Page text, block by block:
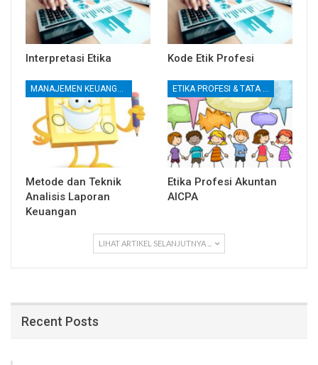
Interpretasi Etika Kode Etik Profesi
MANAJEMEN KEUANGAN
Metode dan Teknik
Analisis Laporan
Keuangan
ETIKA PROFESI & TATA KELOLA KORPORAT
Etika Profesi Akuntan
AICPA
LIHAT ARTIKEL SELANJUTNYA ...
Recent Posts